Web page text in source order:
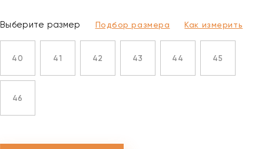
Выберите размер Подбор размера Как измерить
40 41 42 43 44 45
46